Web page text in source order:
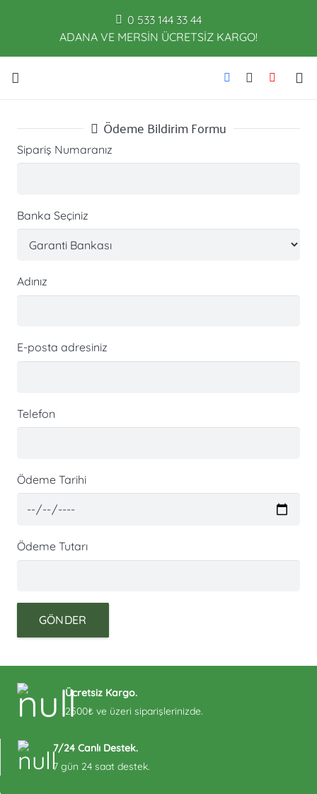
0 533 144 33 44
ADANA VE MERSİN ÜCRETSİZ KARGO!
Ödeme Bildirim Formu
Sipariş Numaranız
Banka Seçiniz
Adınız
E-posta adresiniz
Telefon
Ödeme Tarihi
Ödeme Tutarı
Ücretsiz Kargo.
2500₺ ve üzeri siparişlerinizde.
7/24 Canlı Destek.
7 gün 24 saat destek.